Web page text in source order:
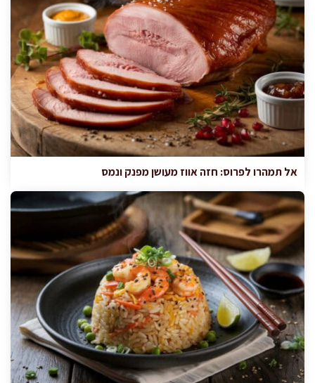
אל תמהרו לפרוס: חזה אווז מעושן מפנק ונמס